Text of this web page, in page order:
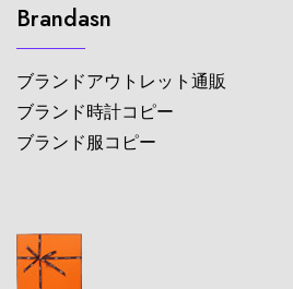
Brandasn
ブランドアウトレット通販
ブランド時計コピー
ブランド服コピー